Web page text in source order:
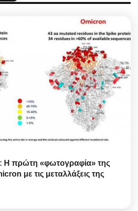
Η πρώτη «φωτογραφία» της
με τις μεταλλάξεις της